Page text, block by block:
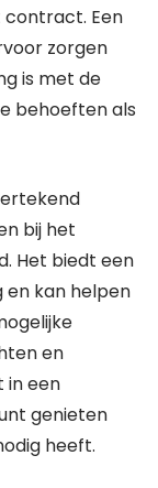
Een
zorgen
is met de
behoeften als
bij het
Het biedt een
en kan helpen
en
in een
genieten
heeft.